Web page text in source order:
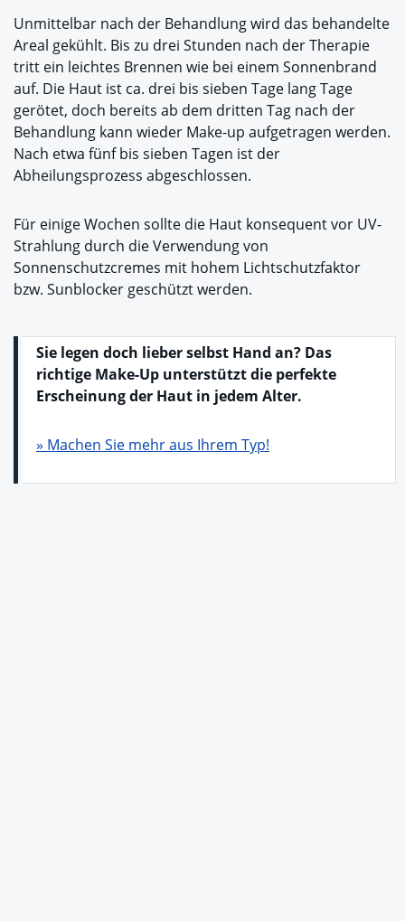
Unmittelbar nach der Behandlung wird das behandelte
Areal gekühlt. Bis zu drei Stunden nach der Therapie
tritt ein leichtes Brennen wie bei einem Sonnenbrand
auf. Die Haut ist ca. drei bis sieben Tage lang Tage
gerötet, doch bereits ab dem dritten Tag nach der
Behandlung kann wieder Make-up aufgetragen werden.
Nach etwa fünf bis sieben Tagen ist der
Abheilungsprozess abgeschlossen.
Für einige Wochen sollte die Haut konsequent vor UV-
Strahlung durch die Verwendung von
Sonnenschutzcremes mit hohem Lichtschutzfaktor
bzw. Sunblocker geschützt werden.
Sie legen doch lieber selbst Hand an? Das
richtige Make-Up unterstützt die perfekte
Erscheinung der Haut in jedem Alter.
» Machen Sie mehr aus Ihrem Typ!